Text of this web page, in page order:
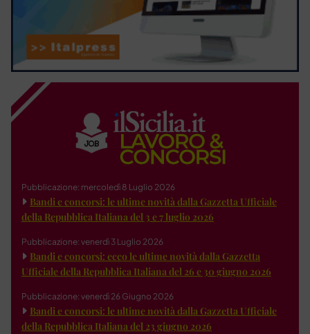
Pubblicazione: mercoledì 8 Luglio 2026
Bandi e concorsi: le ultime novità dalla Gazzetta Ufficiale
della Repubblica Italiana del 3 e 7 luglio 2026
Pubblicazione: venerdì 3 Luglio 2026
Bandi e concorsi: ecco le ultime novità dalla Gazzetta
Ufficiale della Repubblica Italiana del 26 e 30 giugno 2026
Pubblicazione: venerdì 26 Giugno 2026
Bandi e concorsi: le ultime novità dalla Gazzetta Ufficiale
della Repubblica Italiana del 23 giugno 2026